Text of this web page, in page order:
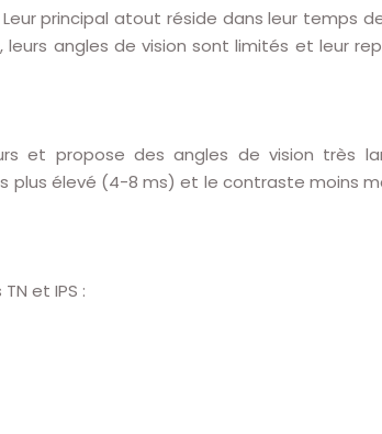
principal atout réside dans leur
angles de vision sont limités et leur
et propose des angles de vision très
plus élevé (4-8 ms) et le contraste moins
et IPS :